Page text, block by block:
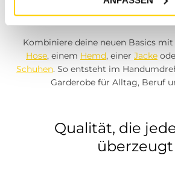
Kombiniere deine neuen Basics mit
Hose, einem Hemd, einer Jacke
Schuhen. So entsteht im
Garderobe für Alltag, Beruf
Qualität, die
überzeugt